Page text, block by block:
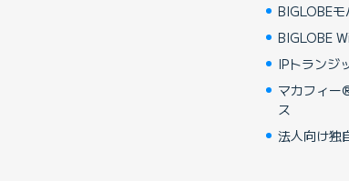
BIGLOBE
BIGLOBE
IPトランジ
マカフィー
ス
法人向け独